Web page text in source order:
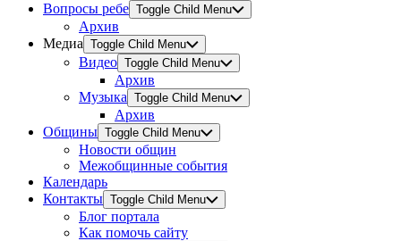
Вопросы ребе Toggle Child Menu
Архив
Медиа Toggle Child Menu
Видео Toggle Child Menu
Архив
Музыка Toggle Child Menu
Архив
Общины Toggle Child Menu
Новости общин
Межобщинные события
Календарь
Контакты Toggle Child Menu
Блог портала
Как помочь сайту